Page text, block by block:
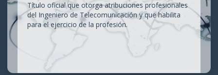
Título oficial que otorga atribuciones profesionales
del Ingeniero de Telecomunicación y que habilita
para el ejercicio de la profesión.